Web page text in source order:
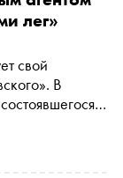
лег»
В